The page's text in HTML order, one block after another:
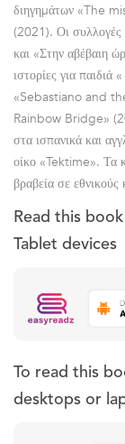
διηγημάτων «The
(2021). Οι
και «Στην αβέβαιη
ιστορίες για
«Sebastiano and
Rainbow Bridge»
στα ισπανικά και
οίκο «Tektime». Τα
βραβεία σε εθνικούς
Read this
Tablet devices
To read this
desktops or